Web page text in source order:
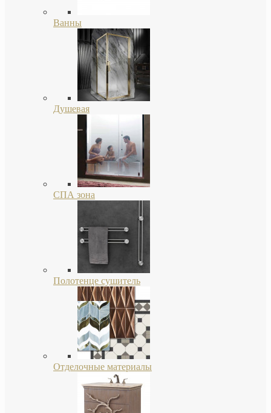
Ванны
Душевая
СПА зона
Полотенце сушитель
Отделочные материалы